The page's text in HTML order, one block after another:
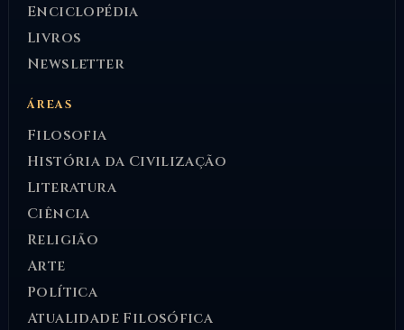
Enciclopédia
Livros
Newsletter
ÁREAS
Filosofia
História da Civilização
Literatura
Ciência
Religião
Arte
Política
Atualidade Filosófica